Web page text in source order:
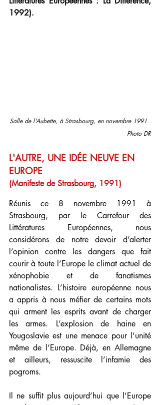
1992).
Salle de l'Aubette, à Strasbourg, en novembre 1991.
Photo DR
L'AUTRE, UNE IDÉE NEUVE EN
EUROPE
(Manifeste de Strasbourg, 1991)
Réunis ce 8 novembre 1991 à
Strasbourg, par le Carrefour des
Littératures Européennes, nous
considérons de notre devoir d’alerter
l’opinion contre les dangers que fait
courir à toute l’Europe le climat actuel de
xénophobie et de fanatismes
nationalistes. L’histoire européenne nous
a appris à nous méfier de certains mots
qui arment les esprits avant de charger
les armes. L’explosion de haine en
Yougoslavie est une menace pour l’unité
même de l’Europe. Déjà, en Allemagne
et ailleurs, ressuscite l’infamie des
pogroms.
Il ne suffit plus aujourd’hui que l’Europe